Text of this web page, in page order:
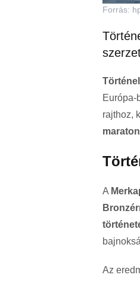
Forrás:
Európa-
rajthoz,
A
Az